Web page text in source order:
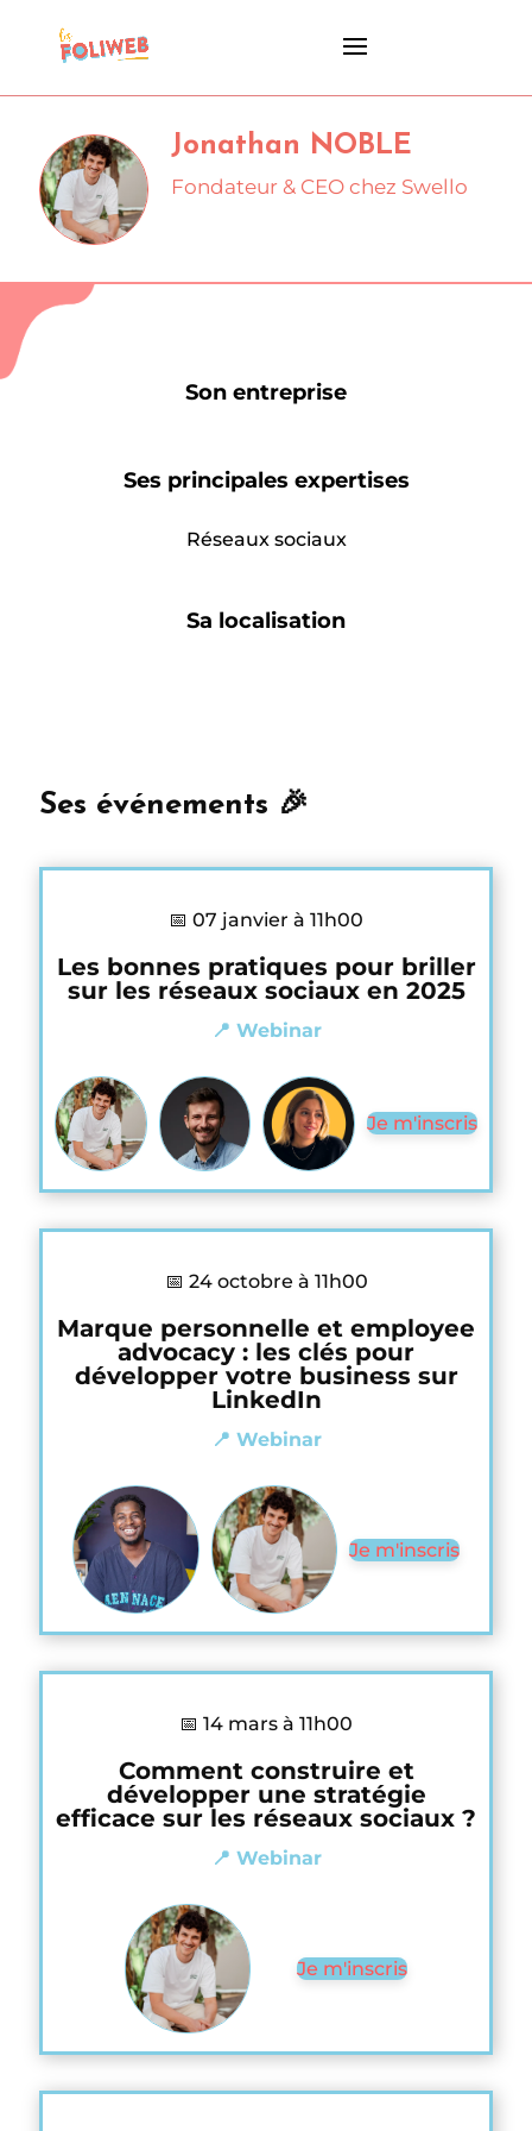
Jonathan NOBLE
Fondateur & CEO chez Swello
Son entreprise
Ses principales expertises
Réseaux sociaux
Sa localisation
Ses événements 🎉
📅 07 janvier à 11h00
Les bonnes pratiques pour briller
sur les réseaux sociaux en 2025
📍 Webinar
Je m'inscris
📅 24 octobre à 11h00
Marque personnelle et employee
advocacy : les clés pour
développer votre business sur
LinkedIn
📍 Webinar
Je m'inscris
📅 14 mars à 11h00
Comment construire et
développer une stratégie
efficace sur les réseaux sociaux ?
📍 Webinar
Je m'inscris